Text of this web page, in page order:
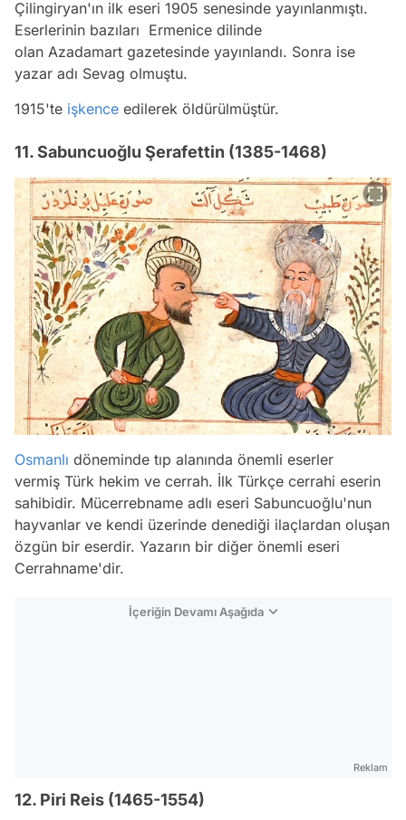
Çilingiryan'ın ilk eseri 1905 senesinde yayınlanmıştı.
Eserlerinin bazıları Ermenice dilinde
olan Azadamart gazetesinde yayınlandı. Sonra ise
yazar adı Sevag olmuştu.
1915'te işkence edilerek öldürülmüştür.
11. Sabuncuoğlu Şerafettin (1385-1468)
Osmanlı döneminde tıp alanında önemli eserler
vermiş Türk hekim ve cerrah. İlk Türkçe cerrahi eserin
sahibidir. Mücerrebname adlı eseri Sabuncuoğlu'nun
hayvanlar ve kendi üzerinde denediği ilaçlardan oluşan
özgün bir eserdir. Yazarın bir diğer önemli eseri
Cerrahname'dir.
İçeriğin Devamı Aşağıda
Reklam
12. Piri Reis (1465-1554)